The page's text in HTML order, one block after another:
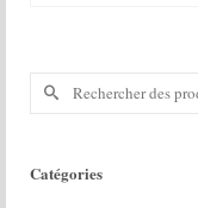
Rechercher :
Catégories